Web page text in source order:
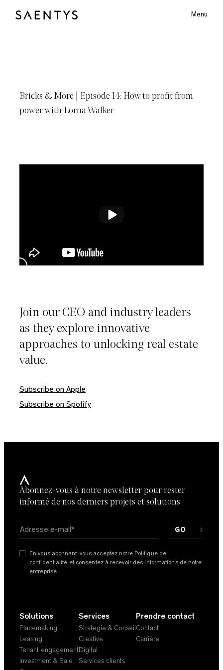
S
AMain Logo Menu
Bricks & More Episode 14: Howto profit from
power with Lorna Walker
Join our CEO and industry leaders
as they explore innovative
approaches to unlocking real estate
value.
Subscribe on Apple
Subscribe on Spotify
Abonnez-vous à notre newsletter pour rester
informé de nos derniers projets et solutions
En vous abonnant, vous acceptez notre Politique de
confidentialité et consentez à recevoir des informations de notre
entreprise.
Solutions
Placemaking
Leasing
Tenant engagement
Investment & Sale
Services
Strategie & Conseil
Creative
Digital
Services clients
Prendre contact
Contact
Carrière
confidentialité et consentez à recevoir des mises à jour de
notre entreprise. *